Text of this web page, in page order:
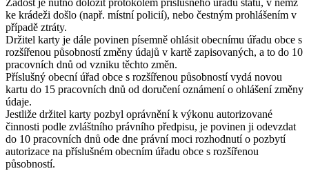
Žádost je nutno doložit protokolem příslušného úřadu státu, v němž
ke krádeži došlo (např. místní policií), nebo čestným prohlášením v
případě ztráty.
Držitel karty je dále povinen písemně ohlásit obecnímu úřadu obce s
rozšířenou působností změny údajů v kartě zapisovaných, a to do 10
pracovních dnů od vzniku těchto změn.
Příslušný obecní úřad obce s rozšířenou působností vydá novou
kartu do 15 pracovních dnů od doručení oznámení o ohlášení změny
údaje.
Jestliže držitel karty pozbyl oprávnění k výkonu autorizované
činnosti podle zvláštního právního předpisu, je povinen ji odevzdat
do 10 pracovních dnů ode dne právní moci rozhodnutí o pozbytí
autorizace na příslušném obecním úřadu obce s rozšířenou
působností.